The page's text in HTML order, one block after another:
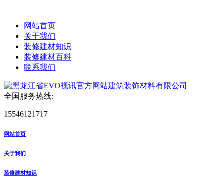
网站首页
关于我们
装修建材知识
装修建材百科
联系我们
全国服务热线:
15546121717
网站首页
关于我们
装修建材知识